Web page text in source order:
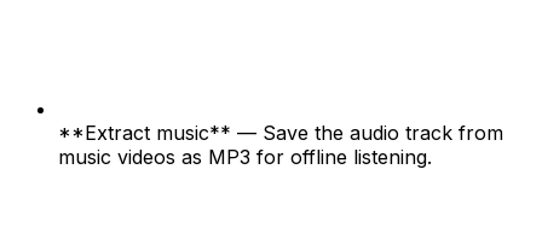
**Extract music** — Save the audio track from
music videos as MP3 for offline listening.